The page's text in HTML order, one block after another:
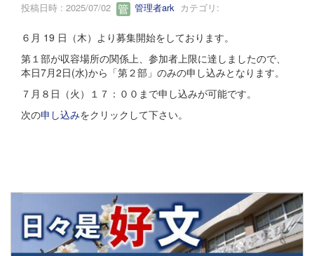
投稿日時 : 2025/07/02 管理者ark カテゴリ:
６月 19 日（木）より募集開始をしております。
第１部が収容場所の関係上、参加者上限に達しましたので、
本日7月2日(水)から「第２部」のみの申し込みとなります。
７月８日（火）１７：００まで申し込みが可能です。
次の申し込みをクリックして下さい。